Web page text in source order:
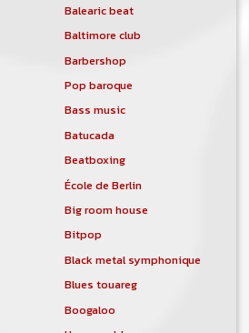
Balearic beat
Baltimore club
Barbershop
Pop baroque
Bass music
Batucada
Beatboxing
École de Berlin
Big room house
Bitpop
Black metal symphonique
Blues touareg
Boogaloo